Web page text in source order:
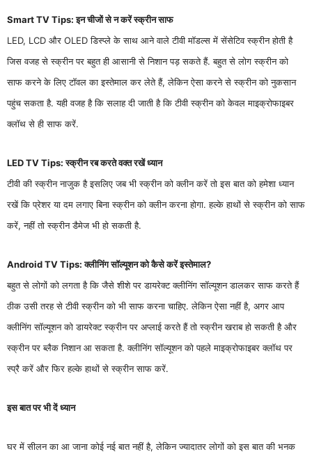
Smart TV Tips: इन चीजों से न करें स्क्रीन साफ
LED, LCD और OLED डिस्प्ले के साथ आने वाले टीवी मॉडल्स में सेंसेटिव स्क्रीन होती है
जिस वजह से स्क्रीन पर बहुत ही आसानी से निशान पड़ सकते हैं. बहुत से लोग स्क्रीन को
साफ करने के लिए टॉवल का इस्तेमाल कर लेते हैं, लेकिन ऐसा करने से स्क्रीन को नुकसान
पहुंच सकता है. यही वजह है कि सलाह दी जाती है कि टीवी स्क्रीन को केवल माइक्रोफाइबर
क्लॉथ से ही साफ करें.
LED TV Tips: स्क्रीन रब करते वक्त रखें ध्यान
टीवी की स्क्रीन नाजुक है इसलिए जब भी स्क्रीन को क्लीन करें तो इस बात को हमेशा ध्यान
रखें कि प्रेशर या दम लगाए बिना स्क्रीन को क्लीन करना होगा. हल्के हाथों से स्क्रीन को साफ
करें, नहीं तो स्क्रीन डैमेज भी हो सकती है.
Android TV Tips: क्लीनिंग सॉल्यूशन को कैसे करें इस्तेमाल?
बहुत से लोगों को लगता है कि जैसे शीशे पर डायरेक्ट क्लीनिंग सॉल्यूशन डालकर साफ करते हैं
ठीक उसी तरह से टीवी स्क्रीन को भी साफ करना चाहिए. लेकिन ऐसा नहीं है, अगर आप
क्लीनिंग सॉल्यूशन को डायरेक्ट स्क्रीन पर अप्लाई करते हैं तो स्क्रीन खराब हो सकती है और
स्क्रीन पर ब्लैक निशान आ सकता है. क्लीनिंग सॉल्यूशन को पहले माइक्रोफाइबर क्लॉथ पर
स्प्रै करें और फिर हल्के हाथों से स्क्रीन साफ करें.
इस बात पर भी दें ध्यान
घर में सीलन का आ जाना कोई नई बात नहीं है, लेकिन ज्यादातर लोगों को इस बात की भनक